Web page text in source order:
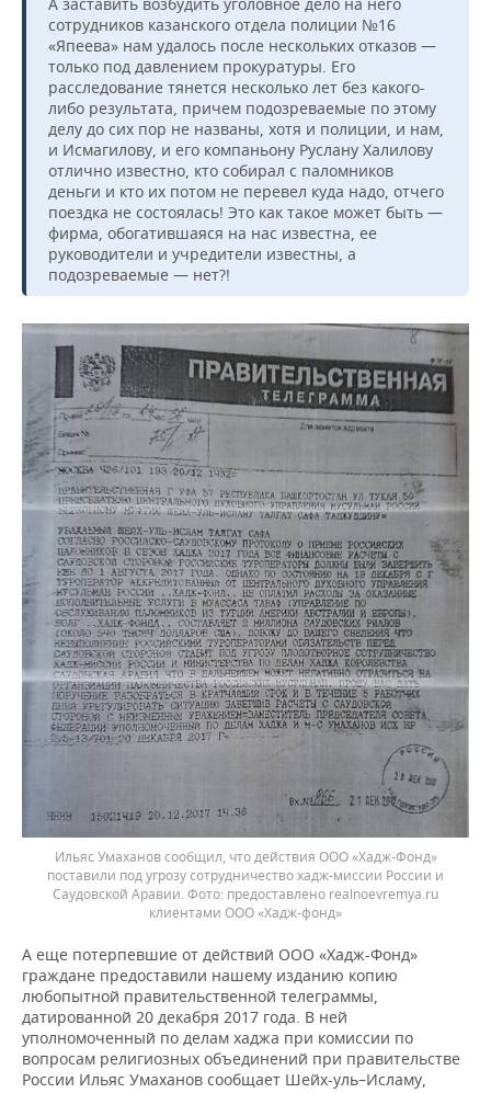
сотрудников казанского отдела полиции №16
«Япеева» нам удалось после нескольких отказов —
только под давлением прокуратуры. Его
расследование тянется несколько лет без какого-
либо результата, причем подозреваемые по этому
делу до сих пор не названы, хотя и полиции, и нам,
и Исмагилову, и его компаньону Руслану Халилову
отлично известно, кто собирал с паломников
деньги и кто их потом не перевел куда надо, отчего
поездка не состоялась! Это как такое может быть —
фирма, обогатившаяся на нас известна, ее
руководители и учредители известны, а
подозреваемые — нет?!
Ильяс Умаханов сообщил, что действия ООО «Хадж-Фонд»
поставили под угрозу сотрудничество хадж-миссии России и
Саудовской Аравии. Фото: предоставлено realnoevremya.ru
клиентами ООО «Хадж-фонд»
А еще потерпевшие от действий ООО «Хадж-Фонд»
граждане предоставили нашему изданию копию
любопытной правительственной телеграммы,
датированной 20 декабря 2017 года. В ней
уполномоченный по делам хаджа при комиссии по
вопросам религиозных объединений при правительстве
России Ильяс Умаханов сообщает Шейх-уль–Исламу,